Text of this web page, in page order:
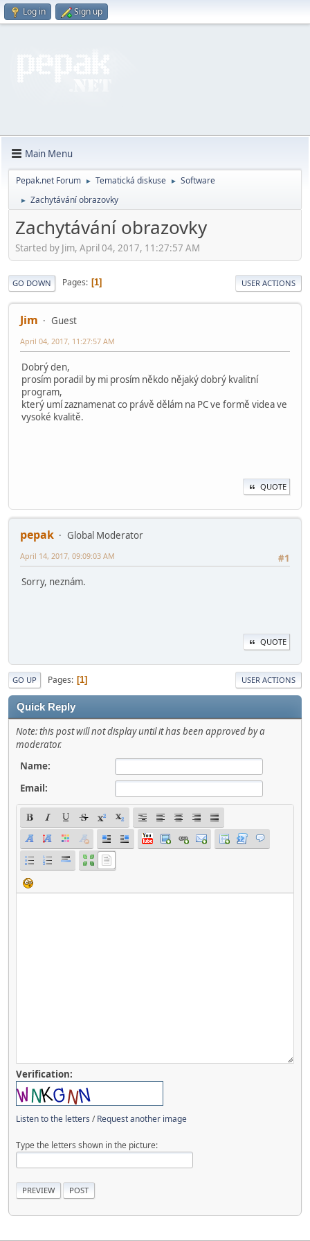
Log in Sign up
Main Menu
Pepak.net Forum ► Tematická diskuse ► Software
► Zachytávání obrazovky
Zachytávání obrazovky
Started by Jim, April 04, 2017, 11:27:57 AM
GO DOWN Pages 1 USER ACTIONS
Jim Guest
April 04, 2017, 11:27:57 AM
Dobrý den,
prosím poradil by mi prosím někdo nějaký dobrý kvalitní
program,
který umí zaznamenat co právě dělám na PC ve formě videa ve
vysoké kvalitě.
QUOTE
pepak
Global Moderator
#1
April 14, 2017, 09:09:03 AM
Sorry, neznám.
QUOTE
GO UP Pages 1 USER ACTIONS
Quick Reply
Note: this post will not display until it has been approved by a
moderator.
Name:
Email:
Verification:
Listen to the letters /Request another image
Type the letters shown in the picture: